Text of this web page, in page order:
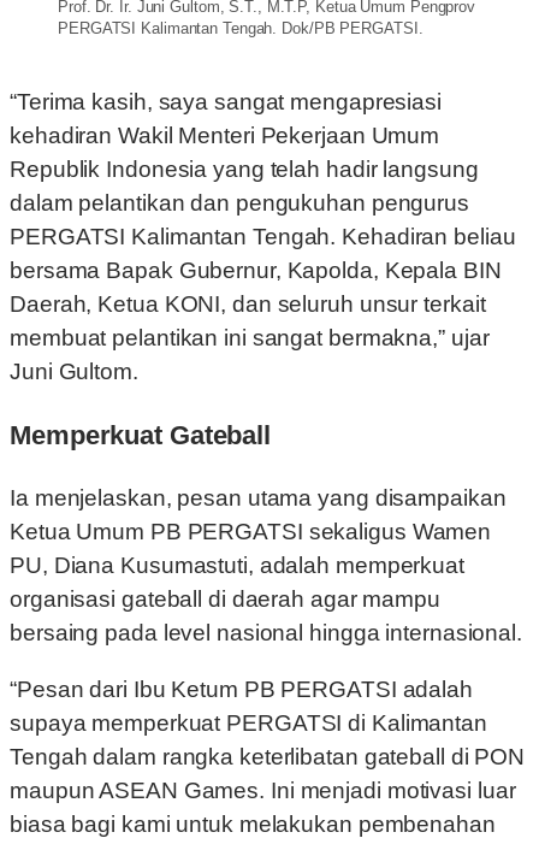
Prof. Dr. Ir. Juni Gultom, S.T., M.T.P, Ketua Umum Pengprov
PERGATSI Kalimantan Tengah. Dok/PB PERGATSI.
“Terima kasih, saya sangat mengapresiasi
kehadiran Wakil Menteri Pekerjaan Umum
Republik Indonesia yang telah hadir langsung
dalam pelantikan dan pengukuhan pengurus
PERGATSI Kalimantan Tengah. Kehadiran beliau
bersama Bapak Gubernur, Kapolda, Kepala BIN
Daerah, Ketua KONI, dan seluruh unsur terkait
membuat pelantikan ini sangat bermakna,” ujar
Juni Gultom.
Memperkuat Gateball
Ia menjelaskan, pesan utama yang disampaikan
Ketua Umum PB PERGATSI sekaligus Wamen
PU, Diana Kusumastuti, adalah memperkuat
organisasi gateball di daerah agar mampu
bersaing pada level nasional hingga internasional.
“Pesan dari Ibu Ketum PB PERGATSI adalah
supaya memperkuat PERGATSI di Kalimantan
Tengah dalam rangka keterlibatan gateball di PON
maupun ASEAN Games. Ini menjadi motivasi luar
biasa bagi kami untuk melakukan pembenahan